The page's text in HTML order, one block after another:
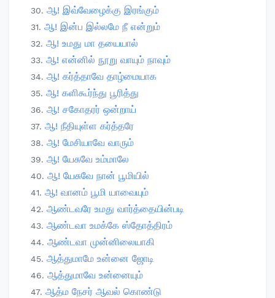
ஆ! இவ்வேழைக்கு இரங்கும்
ஆ! இன்ப இல்லமே நீ என்றும்
ஆ! உமது மா தயையால்
ஆ! என்னில் நூறு வாயும் நாவும்
ஆ! கர்த்தாவே தாழ்மையாக
ஆ! களிகூர்ந்து பூரித்து
ஆ! சகோதரர் ஒன்றாய்
ஆ! நீதியுள்ள கர்த்தரே
ஆ! மேசியாவே வாரும்
ஆ! யேசுவே உம்மாலே
ஆ! யேசுவே நான் பூமியில்
ஆ! வானம் பூமி யாவையும்
ஆண்டவரே உமது வார்த்தையின்படி
ஆண்டவா உமக்கே ஸ்தோத்திரம்
ஆண்டவா முன்னிலையாகி
ஆத்துமாமே உன்னை ஜோடி
ஆத்துமாவே உன்னையும்
ஆத்ம நேசர் ஆவல் கொண்டு